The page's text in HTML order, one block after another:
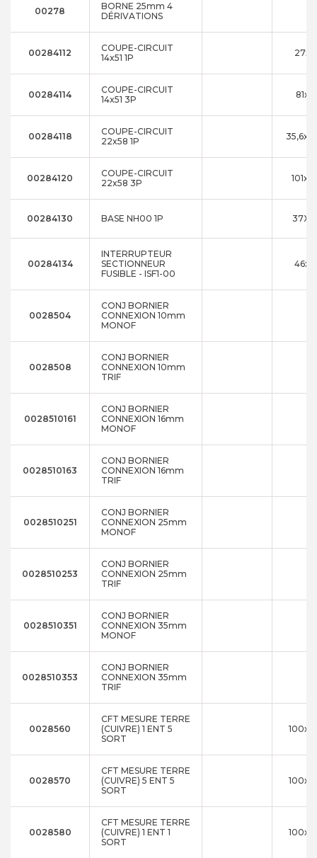
00278
BORNE 25mm 4
DÉRIVATIONS
00284112
COUPE-CIRCUIT
14x51 1P
00284114
COUPE-CIRCUIT
14x51 3P
00284118
COUPE-CIRCUIT
22x58 1P
00284120
COUPE-CIRCUIT
22x58 3P
00284130 BASE NH00 1P
00284134
INTERRUPTEUR
SECTIONNEUR
FUSIBLE - ISF1-00
0028504
CONJ BORNIER
CONNEXION 10mm
MONOF
0028508
CONJ BORNIER
CONNEXION 10mm
TRIF
0028510161
CONJ BORNIER
CONNEXION 16mm
MONOF
0028510163
CONJ BORNIER
CONNEXION 16mm
TRIF
0028510251
CONJ BORNIER
CONNEXION 25mm
MONOF
0028510253
CONJ BORNIER
CONNEXION 25mm
TRIF
0028510351
CONJ BORNIER
CONNEXION 35mm
MONOF
0028510353
CONJ BORNIER
CONNEXION 35mm
TRIF
0028560
CFT MESURE TERRE
(CUIVRE) 1 ENT 5
SORT
0028570
CFT MESURE TERRE
(CUIVRE) 5 ENT 5
SORT
0028580
CFT MESURE TERRE
(CUIVRE) 1 ENT 1
SORT